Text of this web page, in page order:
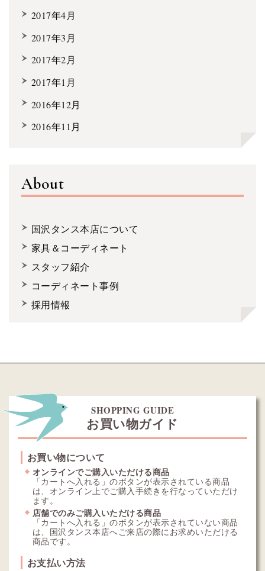
2017年4月
2017年3月
2017年2月
2017年1月
2016年12月
2016年11月
About
国沢タンス本店について
家具＆コーディネート
スタッフ紹介
コーディネート事例
採用情報
SHOPPING GUIDE
お買い物ガイド
お買い物について
オンラインでご購入いただける商品
「カートへ入れる」のボタンが表示されている商品
は、オンライン上でご購入手続きを行なっていただけ
ます。
店舗でのみご購入いただける商品
「カートへ入れる」のボタンが表示されていない商品
は、国沢タンス本店へご来店の際にお求めいただける
商品です。
お支払い方法